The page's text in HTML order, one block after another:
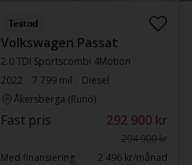
Testad
Volkswagen Passat
2.0 TDI Sportscombi 4Motion
2022
7 799 mil
Diesel
Åkersberga (Runö)
Fast pris 292 900 kr
294 900 kr
Med finansiering
2 496 kr/månad